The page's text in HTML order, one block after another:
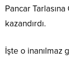
Pancar
kazandırdı.
İşte o inanılmaz